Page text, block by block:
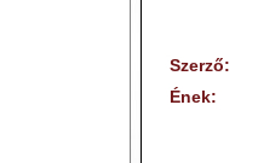
Szerző:
Ének: